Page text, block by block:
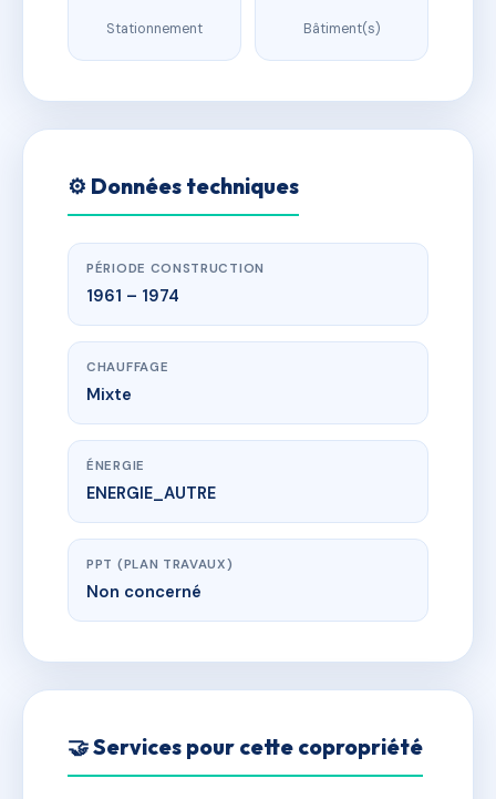
Stationnement Bâtiment(s)
⚙️ Données techniques
PÉRIODE CONSTRUCTION
1961 – 1974
CHAUFFAGE
Mixte
ÉNERGIE
ENERGIE_AUTRE
PPT (PLAN TRAVAUX)
Non concerné
🤝 Services pour cette copropriété